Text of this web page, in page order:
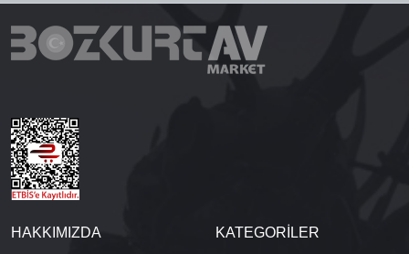
HAKKIMIZDA KATEGORİLER